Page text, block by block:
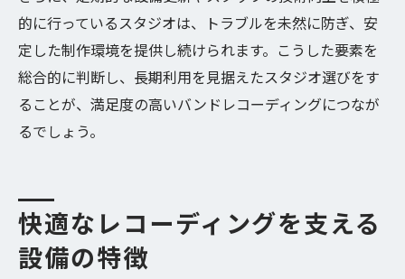
的に行っているスタジオは、トラブルを未然に防ぎ、安
定した制作環境を提供し続けられます。こうした要素を
総合的に判断し、長期利用を見据えたスタジオ選びをす
ることが、満足度の高いバンドレコーディングにつなが
るでしょう。
快適なレコーディングを支える
設備の特徴